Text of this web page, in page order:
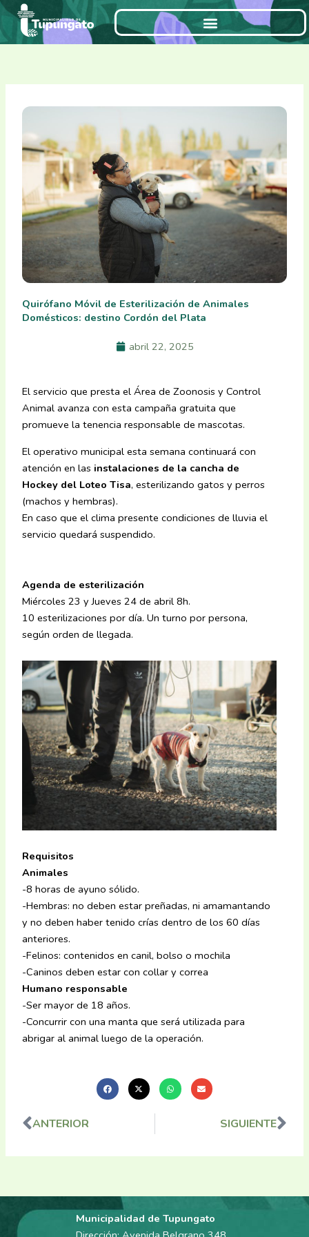
Ir
contenido
Quirófano Móvil de Esterilización de Animales
Domésticos: destino Cordón del Plata
abril 22, 2025
El servicio que presta el Área de Zoonosis y Control
Animal avanza con esta campaña gratuita que
promueve la tenencia responsable de mascotas.
El operativo municipal esta semana continuará con
atención en las instalaciones de la cancha de
Hockey del Loteo Tisa, esterilizando gatos y perros
(machos y hembras).
En caso que el clima presente condiciones de lluvia el
servicio quedará suspendido.
Agenda de esterilización
Miércoles 23 y Jueves 24 de abril 8h.
10 esterilizaciones por día. Un turno por persona,
según orden de llegada.
Requisitos
Animales
-8 horas de ayuno sólido.
-Hembras: no deben estar preñadas, ni amamantando
y no deben haber tenido crías dentro de los 60 días
anteriores.
-Felinos: contenidos en canil, bolso o mochila
-Caninos deben estar con collar y correa
Humano responsable
-Ser mayor de 18 años.
-Concurrir con una manta que será utilizada para
abrigar al animal luego de la operación.
Ant
ANTERIOR SIGUIENTE
Municipalidad de Tupungato